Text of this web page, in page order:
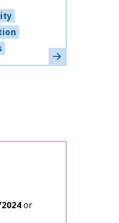
Learn more
or